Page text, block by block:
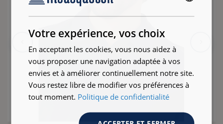
Votre expérience, vos choix
En acceptant les cookies, vous nous aidez à
vous proposer une navigation adaptée à vos
envies et à améliorer continuellement notre site.
Vous restez libre de modifier vos préférences à
tout moment. Politique de confidentialité